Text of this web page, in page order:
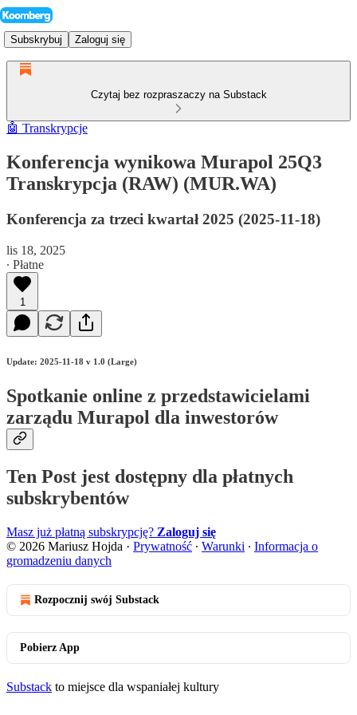
Subskrybuj Zaloguj się
Czytaj bez rozpraszaczy na Substack
🤖 Transkrypcje
Konferencja wynikowa Murapol 25Q3
Transkrypcja (RAW) (MUR.WA)
Konferencja za trzeci kwartał 2025 (2025-11-18)
lis 18, 2025
∙ Płatne
1
Update: 2025-11-18 v 1.0 (Large)
Spotkanie online z przedstawicielami
zarządu Murapol dla inwestorów
Ten Post jest dostępny dla płatnych
subskrybentów
Masz już płatną subskrypcję? Zaloguj się
© 2026 Mariusz Hojda · Prywatność ∙ Warunki ∙ Informacja o
gromadzeniu danych
Rozpocznij swój Substack
Pobierz App
Substack to miejsce dla wspaniałej kultury